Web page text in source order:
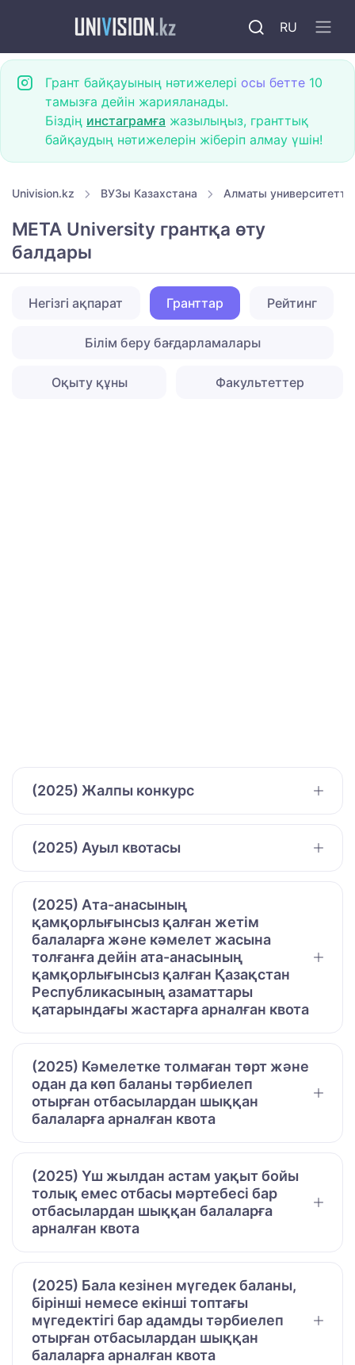
RU
Грант байқауының нәтижелері осы бетте 10
тамызға дейін жарияланады.
Біздің инстаграмға жазылыңыз, гранттық
байқаудың нәтижелерін жіберіп алмау үшін!
Univision.kz ВУЗы Казахстана Алматы
META University грантқа өту
балдары
Негізгі ақпарат Гранттар Рейтинг
Білім беру бағдарламалары
Оқыту құны Факультеттер
(2025) Жалпы конкурс
(2025) Ауыл квотасы
(2025) Ата-анасының
қамқорлығынсыз қалған жетім
балаларға және кәмелет жасына
толғанға дейін ата-анасының
қамқорлығынсыз қалған Қазақстан
Республикасының азаматтары
қатарындағы жастарға арналған квота
(2025) Кәмелетке толмаған төрт және
одан да көп баланы тәрбиелеп
отырған отбасылардан шыққан
балаларға арналған квота
(2025) Үш жылдан астам уақыт бойы
толық емес отбасы мәртебесі бар
отбасылардан шыққан балаларға
арналған квота
(2025) Бала кезінен мүгедек баланы,
бірінші немесе екінші топтағы
мүгедектігі бар адамды тәрбиелеп
отырған отбасылардан шыққан
балаларға арналған квота